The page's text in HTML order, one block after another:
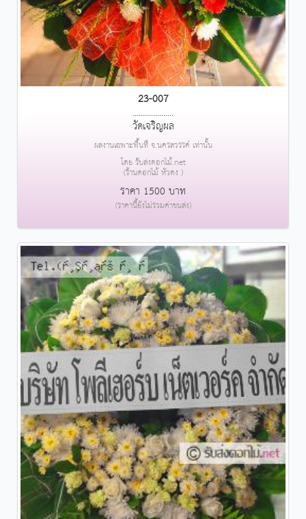
23-007
....................
วัดเจริญผล
ผลงานเฉพาะพื้นที่ จ.นครสวรรค์ เท่านั้น
โดย รับส่งดอกไม้.net
(ร้านดอกไม้ หัวดง )
ราคา 1500 บาท
(ราคานี้ยังไม่รวมค่าขนส่ง)